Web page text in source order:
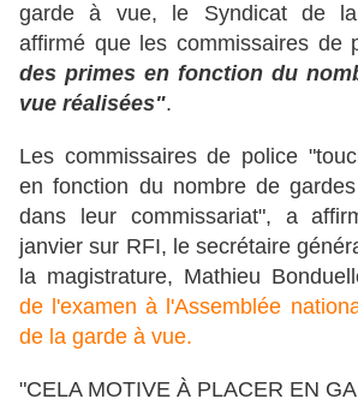
garde à vue, le Syndicat de
affirmé que les commissaires de
des primes en fonction du
vue réalisées".
Les commissaires de police
en fonction du nombre de
dans leur commissariat", a
janvier sur RFI, le secrétaire
la magistrature, Mathieu
de l'examen à l'Assemblée
de la garde à vue.
"CELA MOTIVE À PLACER EN